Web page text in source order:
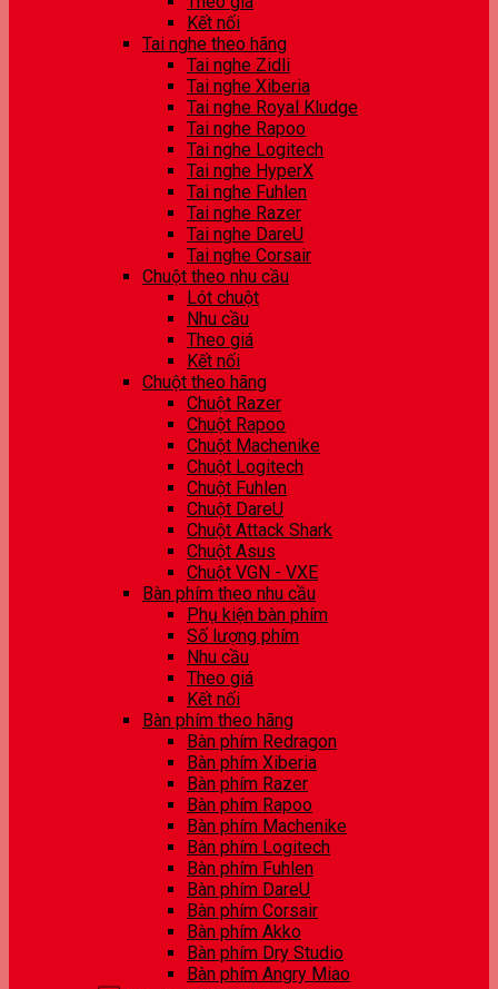
Kết nối
Tai nghe theo hãng
Tai nghe Zidli
Tai nghe Xiberia
Tai nghe Royal Kludge
Tai nghe Rapoo
Tai nghe Logitech
Tai nghe HyperX
Tai nghe Fuhlen
Tai nghe Razer
Tai nghe DareU
Tai nghe Corsair
Chuột theo nhu cầu
Lót chuột
Nhu cầu
Theo giá
Kết nối
Chuột theo hãng
Chuột Razer
Chuột Rapoo
Chuột Machenike
Chuột Logitech
Chuột Fuhlen
Chuột DareU
Chuột Attack Shark
Chuột Asus
Chuột VGN - VXE
Bàn phím theo nhu cầu
Phụ kiện bàn phím
Số lượng phím
Nhu cầu
Theo giá
Kết nối
Bàn phím theo hãng
Bàn phím Redragon
Bàn phím Xiberia
Bàn phím Razer
Bàn phím Rapoo
Bàn phím Machenike
Bàn phím Logitech
Bàn phím Fuhlen
Bàn phím DareU
Bàn phím Corsair
Bàn phím Akko
Bàn phím Dry Studio
Bàn phím Angry Miao